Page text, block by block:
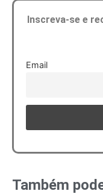
Inscreva-se e
Email
Também